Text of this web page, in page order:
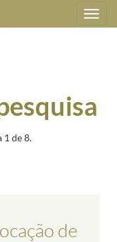
Toggle
navigation
1 de 8.
de